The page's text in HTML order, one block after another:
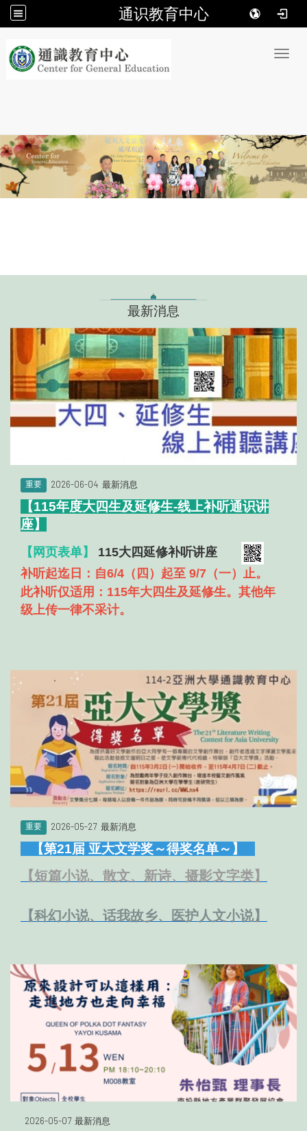
通识教育中心
最新消息
重要 2026-06-04 最新消息
【115年度大四生及延修生-线上补听通识讲
座】
【网页表单】
115大四延修补听讲座
补听起迄日：自6/4（四）起至 9/7（一）止。
此补听仅适用：115年大四生及延修生。其他年
级上传一律不采计。
重要 2026-05-27 最新消息
【第21届 亚大文学奖～得奖名单～】
【短篇小说、散文、新诗、摄影文字类】
【科幻小说、话我故乡、医护人文小说】
2026-05-07 最新消息